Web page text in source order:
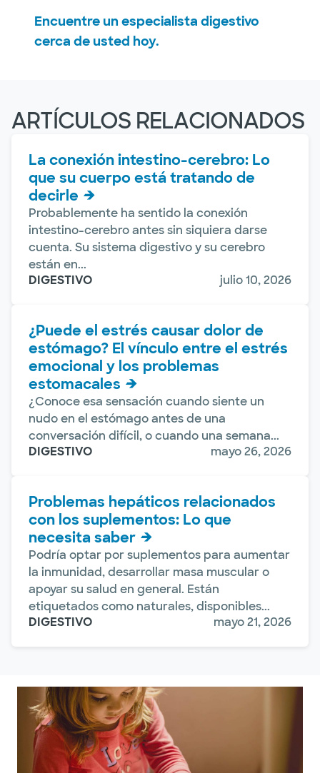
Encuentre un especialista digestivo
cerca de usted hoy.
ARTÍCULOS RELACIONADOS
La conexión intestino-cerebro: Lo
que su cuerpo está tratando de
decirle
Probablemente ha sentido la conexión
intestino-cerebro antes sin siquiera darse
cuenta. Su sistema digestivo y su cerebro
están en...
DIGESTIVO
julio 10, 2026
¿Puede el estrés causar dolor de
estómago? El vínculo entre el estrés
emocional y los problemas
estomacales
¿Conoce esa sensación cuando siente un
nudo en el estómago antes de una
conversación difícil, o cuando una semana...
DIGESTIVO
mayo 26, 2026
Problemas hepáticos relacionados
con los suplementos: Lo que
necesita saber
Podría optar por suplementos para aumentar
la inmunidad, desarrollar masa muscular o
apoyar su salud en general. Están
etiquetados como naturales, disponibles...
DIGESTIVO
mayo 21, 2026